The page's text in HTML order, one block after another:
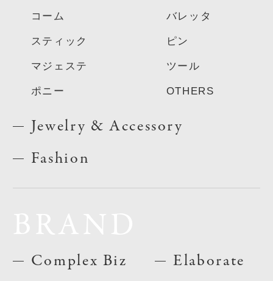
コーム
スティック
マジェステ
ポニー
バレッタ
ピン
ツール
OTHERS
Jewelry & Accessory
Fashion
Complex Biz
Elaborate